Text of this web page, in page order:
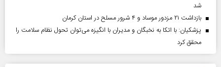
شد
بازداشت ۲۱ مزدور موساد و ۴ شرور مسلح در استان کرمان
پزشکیان: با اتکا به نخبگان و مدیران با انگیزه می‌توان تحول نظام سلامت را
محقق کرد